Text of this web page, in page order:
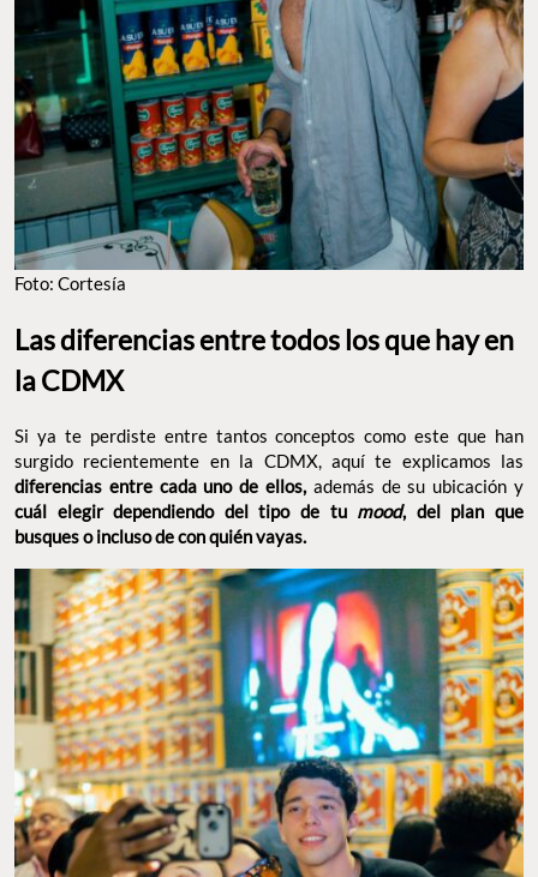
FOTO: CORTESÍA
Las diferencias entre todos los que hay en la CDMX
Si ya te perdiste entre tantos conceptos como este que han
surgido recientemente en la CDMX, aquí te explicamos las
diferencias entre cada uno de ellos,
busques o incluso de con quién vayas.